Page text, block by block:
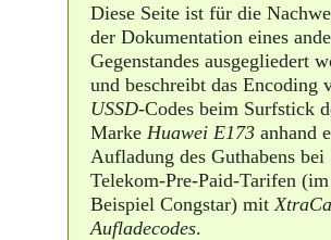
Diese Seite ist für die
der Dokumentation eines
Gegenstandes ausgegliedert
und beschreibt das Encoding
USSD-Codes beim Surfstick
Marke Huawei E173 anhand
Aufladung des Guthabens bei
Telekom-Pre-Paid-Tarifen (im
Beispiel Congstar) mit
Aufladecodes.